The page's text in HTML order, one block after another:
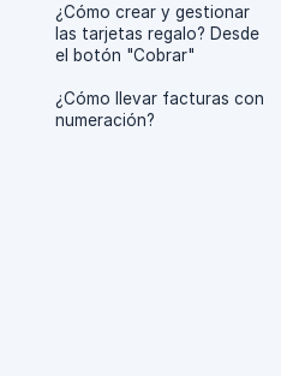
¿Cómo crear y gestionar
las tarjetas regalo? Desde
el botón "Cobrar"
¿Cómo llevar facturas con
numeración?